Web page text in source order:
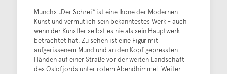
Munchs „Der Schrei“ ist eine Ikone der Modernen
Kunst und vermutlich sein bekanntestes Werk - auch
wenn der Künstler selbst es nie als sein Hauptwerk
betrachtet hat. Zu sehen ist eine Figur mit
aufgerissenem Mund und an den Kopf gepressten
Händen auf einer Straße vor der weiten Landschaft
des Oslofjords unter rotem Abendhimmel. Weiter